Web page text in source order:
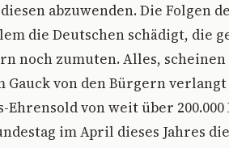
abzuwenden. Die Folgen
die Deutschen schädigt, die
noch zumuten. Alles,
Gauck von den Bürgern
von weit über
im April dieses Jahres